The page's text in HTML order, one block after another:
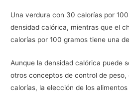
Una verdura con 30 calorías por
densidad calórica, mientras que el
calorías por 100 gramos tiene una
Aunque la densidad calórica puede
otros conceptos de control de
calorías, la elección de los